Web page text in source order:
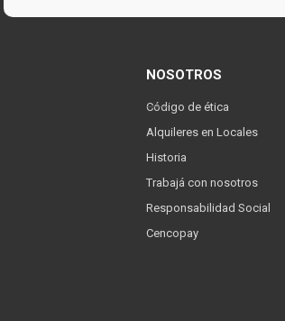
NOSOTROS
Código de ética
Alquileres en Locales
Historia
Trabajá con nosotros
Responsabilidad Social
Cencopay